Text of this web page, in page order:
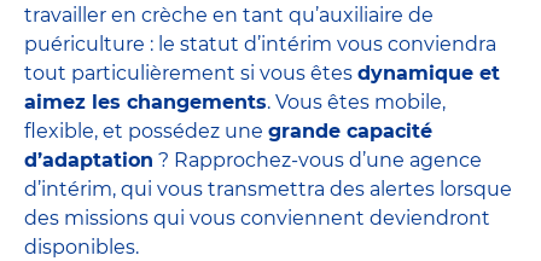
travailler en crèche en tant qu’auxiliaire de
puériculture : le statut d’intérim vous conviendra
tout particulièrement si vous êtes dynamique et
aimez les changements. Vous êtes mobile,
flexible, et possédez une grande capacité
d’adaptation ? Rapprochez-vous d’une agence
d’intérim, qui vous transmettra des alertes lorsque
des missions qui vous conviennent deviendront
disponibles.